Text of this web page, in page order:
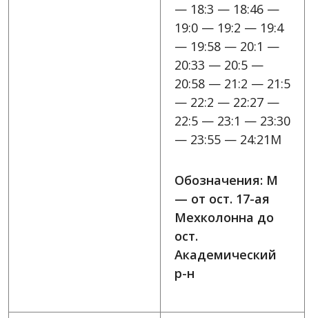
— 18:3 — 18:46 —
19:0 — 19:2 — 19:4
— 19:58 — 20:1 —
20:33 — 20:5 —
20:58 — 21:2 — 21:5
— 22:2 — 22:27 —
22:5 — 23:1 — 23:30
— 23:55 — 24:21M
Обозначения: M
— от ост. 17-ая
Мехколонна до
ост.
Академический
р-н